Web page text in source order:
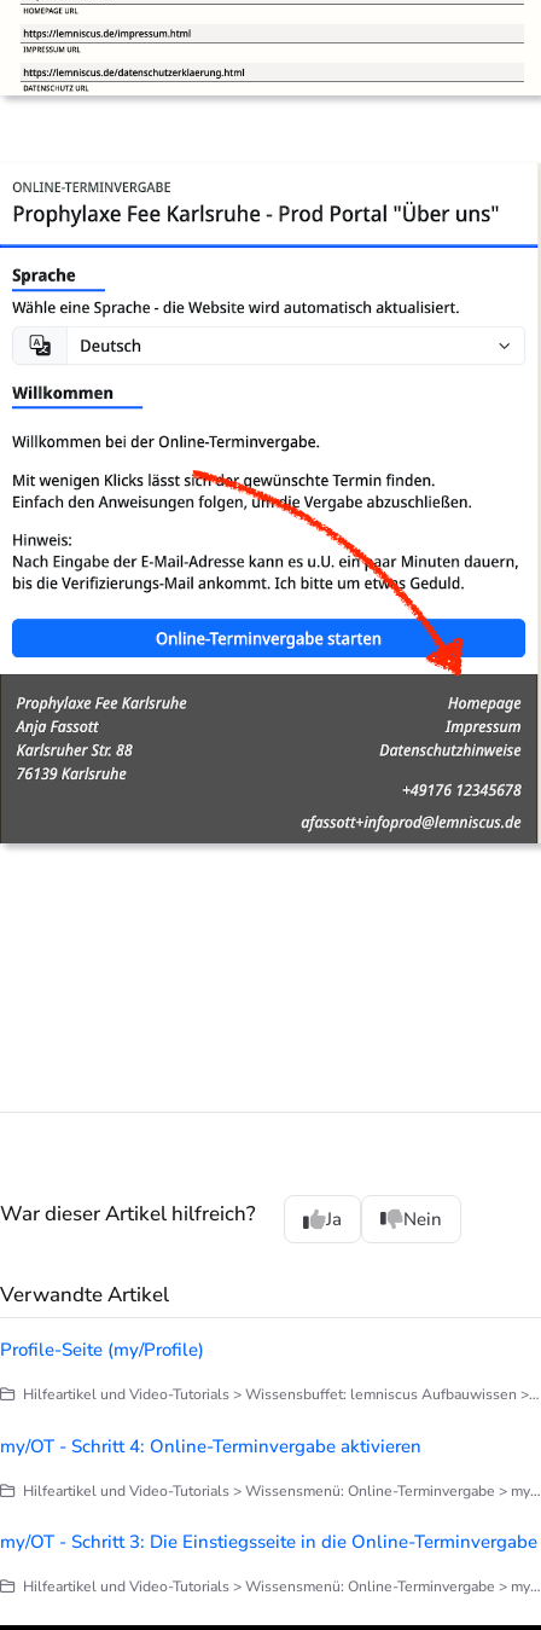
War dieser Artikel hilfreich? Ja Nein
Verwandte Artikel
Profile-Seite (my/Profile)
Hilfeartikel und Video-Tutorials > Wissensbuffet: lemniscus Aufbauwissen > Praxisorganisation
my/OT - Schritt 4: Online-Terminvergabe aktivieren
Hilfeartikel und Video-Tutorials > Wissensmenü: Online-Terminvergabe > my/OT: Online-Terminvergabe einrichten
my/OT - Schritt 3: Die Einstiegsseite in die Online-Terminvergabe
Hilfeartikel und Video-Tutorials > Wissensmenü: Online-Terminvergabe > my/OT: Online-Terminvergabe einrichten